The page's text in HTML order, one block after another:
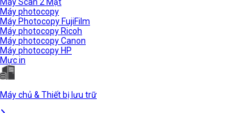
Máy photocopy
Máy Photocopy FujiFilm
Máy photocopy Ricoh
Máy photocopy Canon
Máy photocopy HP
Mực in
Máy chủ & Thiết bị lưu trữ